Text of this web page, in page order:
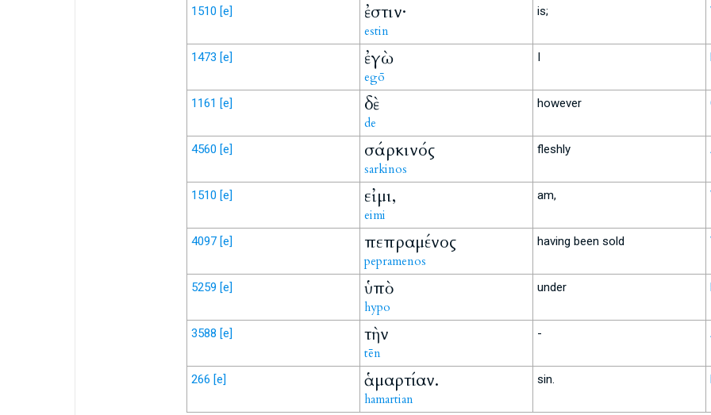
1510 [e] ἐστιν·
estin
is;
1473 [e] ἐγὼ
egō
I
1161 [e] δὲ
de
however
4560 [e] σάρκινός
sarkinos
fleshly
1510 [e] εἰμι,
eimi
am,
4097 [e] πεπραμένος
pepramenos
having been sold
5259 [e] ὑπὸ
hypo
under
3588 [e] τὴν
tēn
-
266 [e] ἁμαρτίαν.
hamartian
sin.